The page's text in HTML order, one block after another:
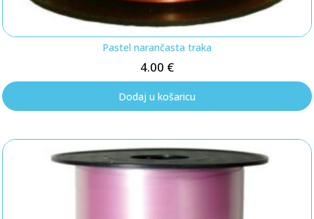
Pastel narančasta traka
4.00 €
Dodaj u košaricu